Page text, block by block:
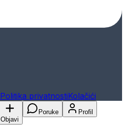
Politika privatnostiKolačići
Objavi
Poruke Profil